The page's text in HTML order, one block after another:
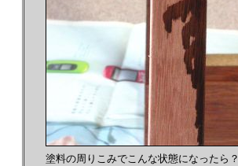
塗料の周りこみでこんな状態になったら？